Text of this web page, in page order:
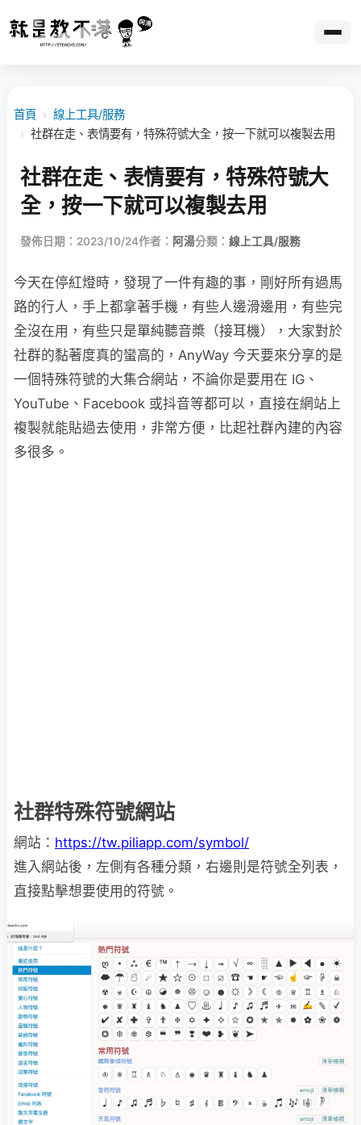
首頁 › 線上工具/服務
› 社群在走、表情要有，特殊符號大全，按一下就可以複製去用
社群在走、表情要有，特殊符號大
全，按一下就可以複製去用
發佈日期：2023/10/24作者： 阿湯分類： 線上工具/服務
今天在停紅燈時，發現了一件有趣的事，剛好所有過馬
路的行人，手上都拿著手機，有些人邊滑邊用，有些完
全沒在用，有些只是單純聽音槳（接耳機），大家對於
社群的黏著度真的蠻高的，AnyWay 今天要來分享的是
一個特殊符號的大集合網站，不論你是要用在 IG、
YouTube、Facebook 或抖音等都可以，直接在網站上
複製就能貼過去使用，非常方便，比起社群內建的內容
多很多。
社群特殊符號網站
網站： https://tw.piliapp.com/symbol/
進入網站後，左側有各種分類，右邊則是符號全列表，
直接點擊想要使用的符號。